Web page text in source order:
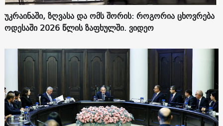
უკრაინაში, ზღვასა და ომს შორის: როგორია ცხოვრება
ოდესაში 2026 წლის ზაფხულში. ვიდეო